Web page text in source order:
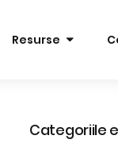
Resurse
Categoriile